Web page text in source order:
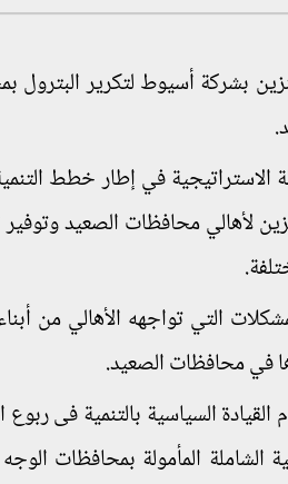
بشركة أسيوط لتكرير البترول
الاستراتيجية في إطار خطط
لأهالي محافظات الصعيد وتوفير
التي تواجهه الأهالي من
في محافظات الصعيد.
السياسية بالتنمية فى
المأمولة بمحافظات الوجه